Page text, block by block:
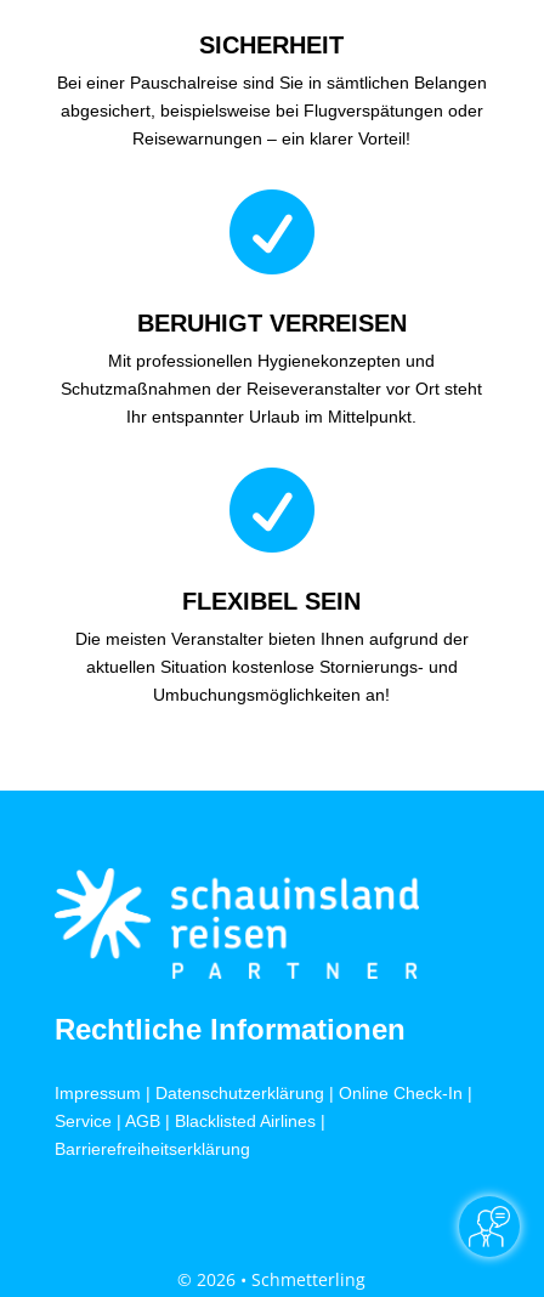
SICHERHEIT
Bei einer Pauschalreise sind Sie in sämtlichen Belangen
abgesichert, beispielsweise bei Flugverspätungen oder
Reisewarnungen – ein klarer Vorteil!

BERUHIGT VERREISEN
Mit professionellen Hygienekonzepten und
Schutzmaßnahmen der Reiseveranstalter vor Ort steht
Ihr entspannter Urlaub im Mittelpunkt.

FLEXIBEL SEIN
Die meisten Veranstalter bieten Ihnen aufgrund der
aktuellen Situation kostenlose Stornierungs- und
Umbuchungsmöglichkeiten an!
Rechtliche Informationen
Impressum | Datenschutzerklärung | Online Check-In |
Service| AGB| Blacklisted Airlines|
Barrierefreiheitserklärung
© 2026 • Schmetterling